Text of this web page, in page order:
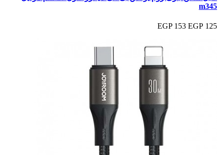
m345
125 EGP
153 EGP